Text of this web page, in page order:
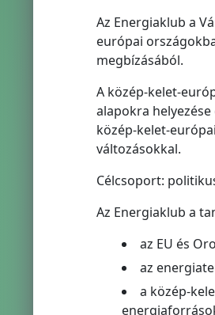
Az Energiaklub a
európai
megbízásából.
A közép-kelet-
alapokra
közép-kelet-
változásokkal.
Célcsoport:
Az Energiaklub a
az EU és
az
a közép-